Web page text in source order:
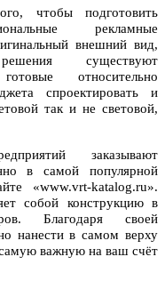
чтобы подготовить
рекламные
внешний вид,
существуют
относительно
спроектировать и
так и не световой,
заказывают
в самой популярной
«www.vrt-katalog.ru».
собой конструкцию в
Благодаря своей
нанести в самом верху
важную на ваш счёт